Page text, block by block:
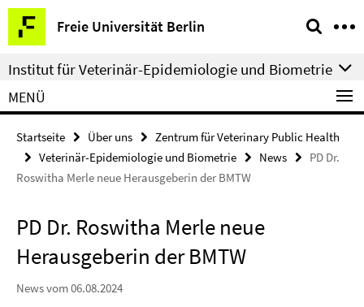
Springe
direkt
zu
Inhalt
Freie Universität Berlin
Service-
Navigation
Institut für Veterinär-Epidemiologie und Biometrie
MENÜ
Startseite Über uns
Zentrum für Veterinary Public Health
Veterinär-Epidemiologie und Biometrie
News
PD Dr.
Roswitha Merle neue Herausgeberin der BMTW
PD Dr. Roswitha Merle neue
Herausgeberin der BMTW
News vom 06.08.2024